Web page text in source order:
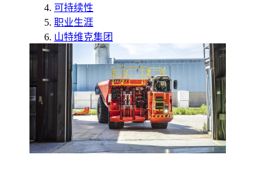
可持续性
职业生涯
山特维克集团